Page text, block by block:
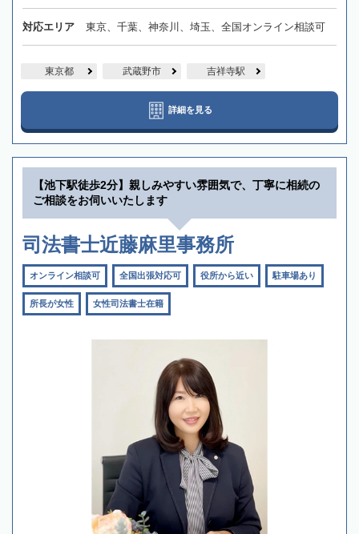
対応エリア 東京、千葉、神奈川、埼玉、全国オンライン相談可
東京都 武蔵野市 吉祥寺駅
詳細を見る
【池下駅徒歩2分】親しみやすい雰囲気で、丁寧に相続の
ご相談をお伺いいたします
司法書士近藤麻里事務所
オンライン相談可 全国出張対応可 役所から近い 駐車場あり
所長が女性 女性司法書士在籍